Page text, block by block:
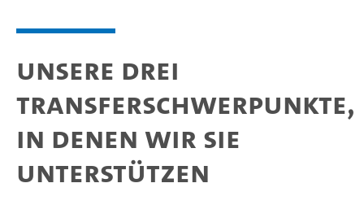
Unsere drei
Transferschwerpunkte,
in denen wir Sie
unterstützen